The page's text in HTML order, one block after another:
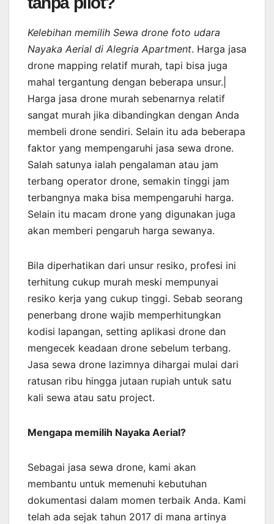
Kelebihan memilih Sewa drone foto udara
Nayaka Aerial di Alegria Apartment. Harga jasa
drone mapping relatif murah, tapi bisa juga
mahal tergantung dengan beberapa unsur.|
Harga jasa drone murah sebenarnya relatif
sangat murah jika dibandingkan dengan Anda
membeli drone sendiri. Selain itu ada beberapa
faktor yang mempengaruhi jasa sewa drone.
Salah satunya ialah pengalaman atau jam
terbang operator drone, semakin tinggi jam
terbangnya maka bisa mempengaruhi harga.
Selain itu macam drone yang digunakan juga
akan memberi pengaruh harga sewanya.
Bila diperhatikan dari unsur resiko, profesi ini
terhitung cukup murah meski mempunyai
resiko kerja yang cukup tinggi. Sebab seorang
penerbang drone wajib memperhitungkan
kodisi lapangan, setting aplikasi drone dan
mengecek keadaan drone sebelum terbang.
Jasa sewa drone lazimnya dihargai mulai dari
ratusan ribu hingga jutaan rupiah untuk satu
kali sewa atau satu project.
Mengapa memilih Nayaka Aerial?
Sebagai jasa sewa drone, kami akan
membantu untuk memenuhi kebutuhan
dokumentasi dalam momen terbaik Anda. Kami
telah ada sejak tahun 2017 di mana artinya